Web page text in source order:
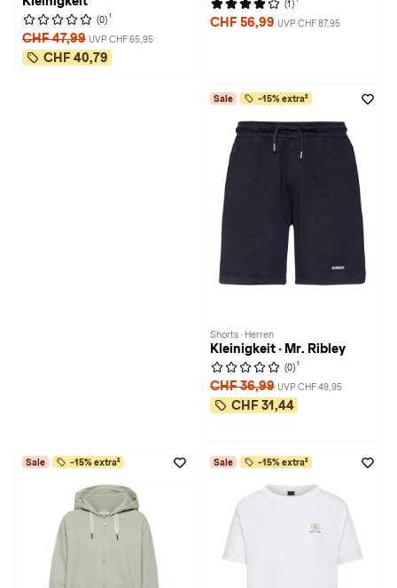
(0) 1
CHF 47,99 UVP CHF 65,95
CHF 40,79
(1)
CHF 56,99 UVP CHF 87,95
Sale -15% extra²
Shorts · Herren
Kleinigkeit · Mr. Ribley
(0) 1
CHF 36,99 UVP CHF 49,95
CHF 31,44
Sale -15% extra² Sale -15% extra²